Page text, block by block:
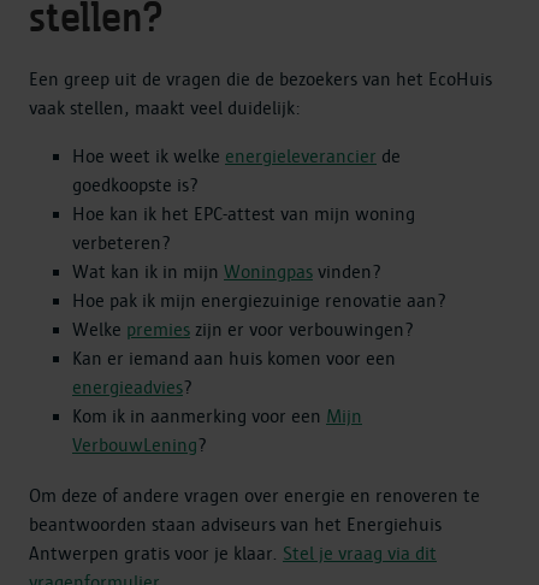
stellen?
Een greep uit de vragen die de bezoekers van het EcoHuis
vaak stellen, maakt veel duidelijk:
Hoe weet ik welke energieleverancier de
goedkoopste is?
Hoe kan ik het EPC-attest van mijn woning
verbeteren?
Wat kan ik in mijn Woningpas vinden?
Hoe pak ik mijn energiezuinige renovatie aan?
Welke premies zijn er voor verbouwingen?
Kan er iemand aan huis komen voor een
energieadvies?
Kom ik in aanmerking voor een Mijn
VerbouwLening?
Om deze of andere vragen over energie en renoveren te
beantwoorden staan adviseurs van het Energiehuis
Antwerpen gratis voor je klaar. Stel je vraag via dit